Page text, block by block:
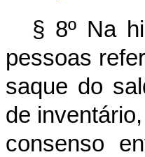
§ 8º Na
pessoas
saque do
de
consenso